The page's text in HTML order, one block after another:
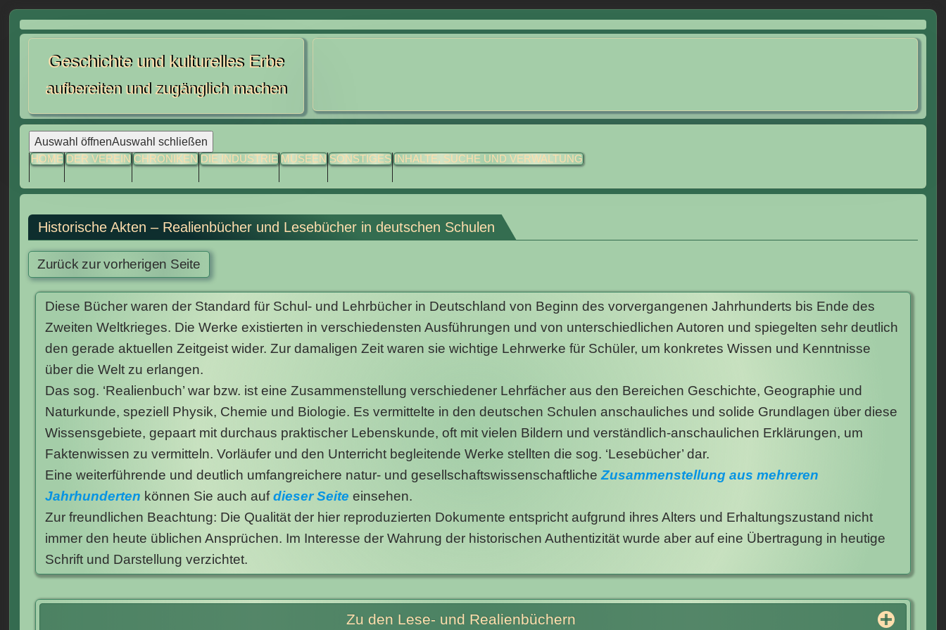
Skip
contentGeschichte und kulturelles Erbe
aufbereiten und zugänglich machen
Auswahl öffnenAuswahl schließen
HOME DER VEREIN CHRONIKEN DIE INDUSTRIE MUSEEN SONSTIGES INHALTE, SUCHE UND VERWALTUNG
Historische Akten – Realienbücher und Lesebücher in deutschen Schulen
Diese Bücher waren der Standard für Schul- und Lehrbücher in Deutschland von Beginn des vorvergangenen Jahrhunderts bis Ende des
Zweiten Weltkrieges. Die Werke existierten in verschiedensten Ausführungen und von unterschiedlichen Autoren und spiegelten sehr deutlich
den gerade aktuellen Zeitgeist wider. Zur damaligen Zeit waren sie wichtige Lehrwerke für Schüler, um konkretes Wissen und Kenntnisse
über die Welt zu erlangen.
Das sog. ‘Realienbuch’ war bzw. ist eine Zusammenstellung verschiedener Lehrfächer aus den Bereichen Geschichte, Geographie und
Naturkunde, speziell Physik, Chemie und Biologie. Es vermittelte in den deutschen Schulen anschauliches und solide Grundlagen über diese
Wissensgebiete, gepaart mit durchaus praktischer Lebenskunde, oft mit vielen Bildern und verständlich-anschaulichen Erklärungen, um
Faktenwissen zu vermitteln. Vorläufer und den Unterricht begleitende Werke stellten die sog. ‘Lesebücher’ dar.
Eine weiterführende und deutlich umfangreichere natur- und gesellschaftswissenschaftlicheZusammenstellung aus mehreren
Jahrhunderten können Sie auch aufdieser Seite einsehen.
Zur freundlichen Beachtung: Die Qualität der hier reproduzierten Dokumente entspricht aufgrund ihres Alters und Erhaltungszustand nicht
immer den heute üblichen Ansprüchen. Im Interesse der Wahrung der historischen Authentizität wurde aber auf eine Übertragung in heutige
Schrift und Darstellung verzichtet.
Zu den Lese- und Realienbüchern